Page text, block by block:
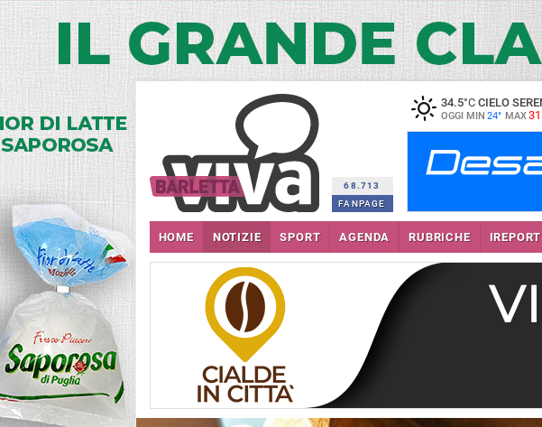
68.713
FANPAGE
34.5°CCIELO
OGGI MIN 24° MAX
HOME NOTIZIE SPORT AGENDA RUBRICHE IREPORT